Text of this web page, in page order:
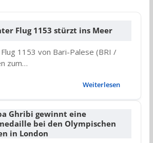
Flug 1153 stürzt ins Meer
1153 von Bari-Palese (BRI /
zum…
Weiterlesen
Ghribi gewinnt eine
bei den Olympischen
in London